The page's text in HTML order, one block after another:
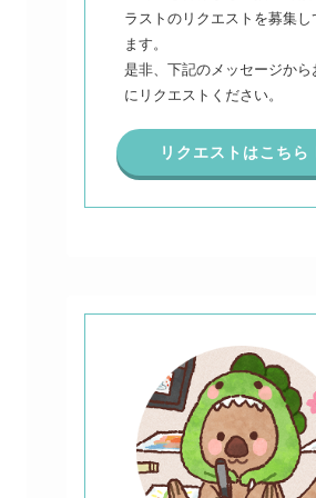
ラストのリクエストを募集し
ます。
是非、下記のメッセージから
にリクエストください。
リクエストはこちら